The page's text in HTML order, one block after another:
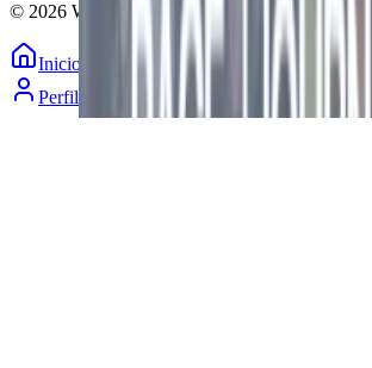
© 2026 WODira. Todos los derechos reservados.
Inicio Explorar Mapa
Calendario
Perfil